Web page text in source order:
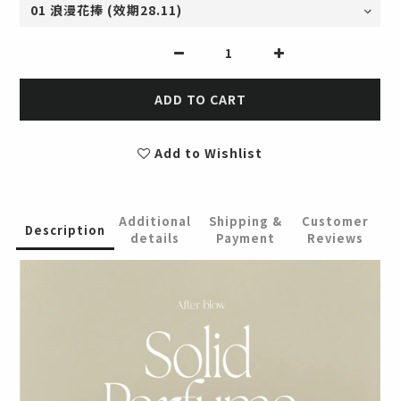
ADD TO CART
Add to Wishlist
Description
Additional
details
Shipping &
Payment
Customer
Reviews